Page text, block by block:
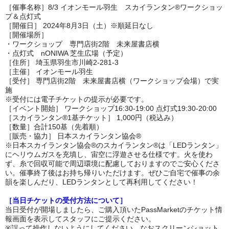
［催事名称］8/3 イオンモール羽生 スカイランタン®ワークショッ
プ＆点灯式
［開催日］ 2024年8月3日（土）※順延日なし
［開催場所］
・ワークショップ 専門店街2階 未来屋書店横
・点灯式 nONIWA 芝生広場（予定）
［住所］ 埼玉県羽生市川崎2-281-3
［主催］ イオンモール羽生
［受付］ 専門店街2階 未来屋書店横（ワークショップ会場）で実
施
※受付には電子チケットの提示が必要です。
［イベント開始］ ワークショップ16:30-19:00 点灯式19:30-20:00
［スカイランタン®1基チケット］ 1,000円（税込み）
［数量］合計150基（先着順）
［販売・協力］ 日本スカイランタン協会®
※日本スカイランタン協会®のスカイランタン®は「LEDランタン」
にヘリウムガスを充填し、宙空に浮遊させる仕様です。火を使わ
ず、糸で回収可能で周辺環境に配慮しておりますのでご安心くださ
い。催事終了後はお持ち帰りいただけます。ぜひご自宅で催事の余
韻を楽しんだり、LEDランタンとして再利用してください！
［当日チケットの受付方法について］
当日受付が開場しましたら、ご購入頂いたPassMarketのチケット情
報画面を表示してスタッフにご提示ください。